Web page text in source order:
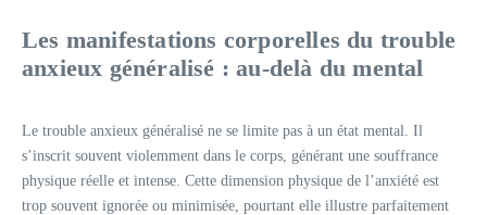
Les manifestations corporelles du trouble
anxieux généralisé : au-delà du mental
Le trouble anxieux généralisé ne se limite pas à un état mental. Il
s’inscrit souvent violemment dans le corps, générant une souffrance
physique réelle et intense. Cette dimension physique de l’anxiété est
trop souvent ignorée ou minimisée, pourtant elle illustre parfaitement